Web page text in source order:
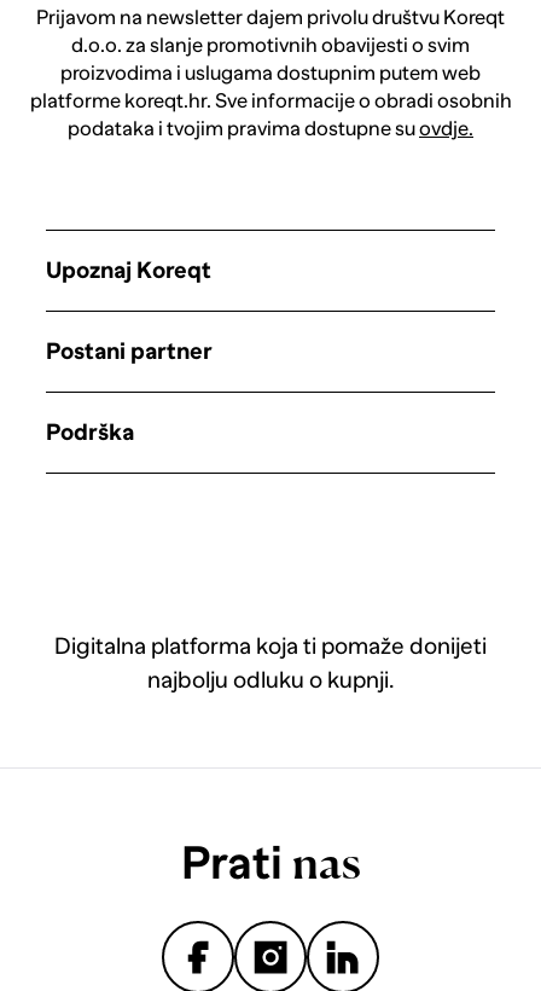
Prijavom na newsletter dajem privolu društvu Koreqt
d.o.o. za slanje promotivnih obavijesti o svim
proizvodima i uslugama dostupnim putem web
platforme koreqt.hr. Sve informacije o obradi osobnih
podataka i tvojim pravima dostupne suovdje.
Digitalna platforma koja ti pomaže donijeti
najbolju odluku o kupnji.
Upoznaj Koreqt
Postani partner
Podrška
Prati nas